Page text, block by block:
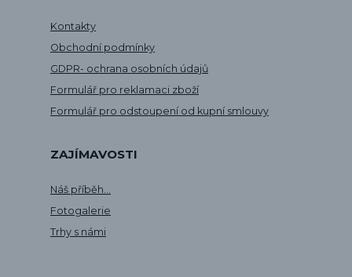
Kontakty
Obchodní podmínky
GDPR- ochrana osobních údajů
Formulář pro reklamaci zboží
Formulář pro odstoupení od kupní smlouvy
ZAJÍMAVOSTI
Náš příběh...
Fotogalerie
Trhy s námi